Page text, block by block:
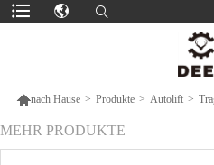
nach Hause > Produkte > Autolift >
MEHR PRODUKTE